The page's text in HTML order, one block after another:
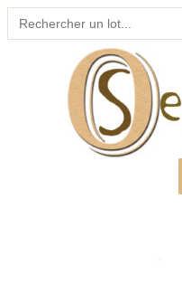
Search
for: